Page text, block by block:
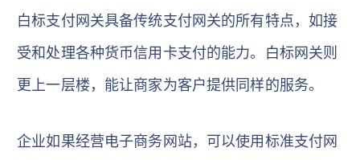
白标支付网关具备传统支付网关的所有特点，如接
受和处理各种货币信用卡支付的能力。白标网关则
更上一层楼，能让商家为客户提供同样的服务。
企业如果经营电子商务网站，可以使用标准支付网